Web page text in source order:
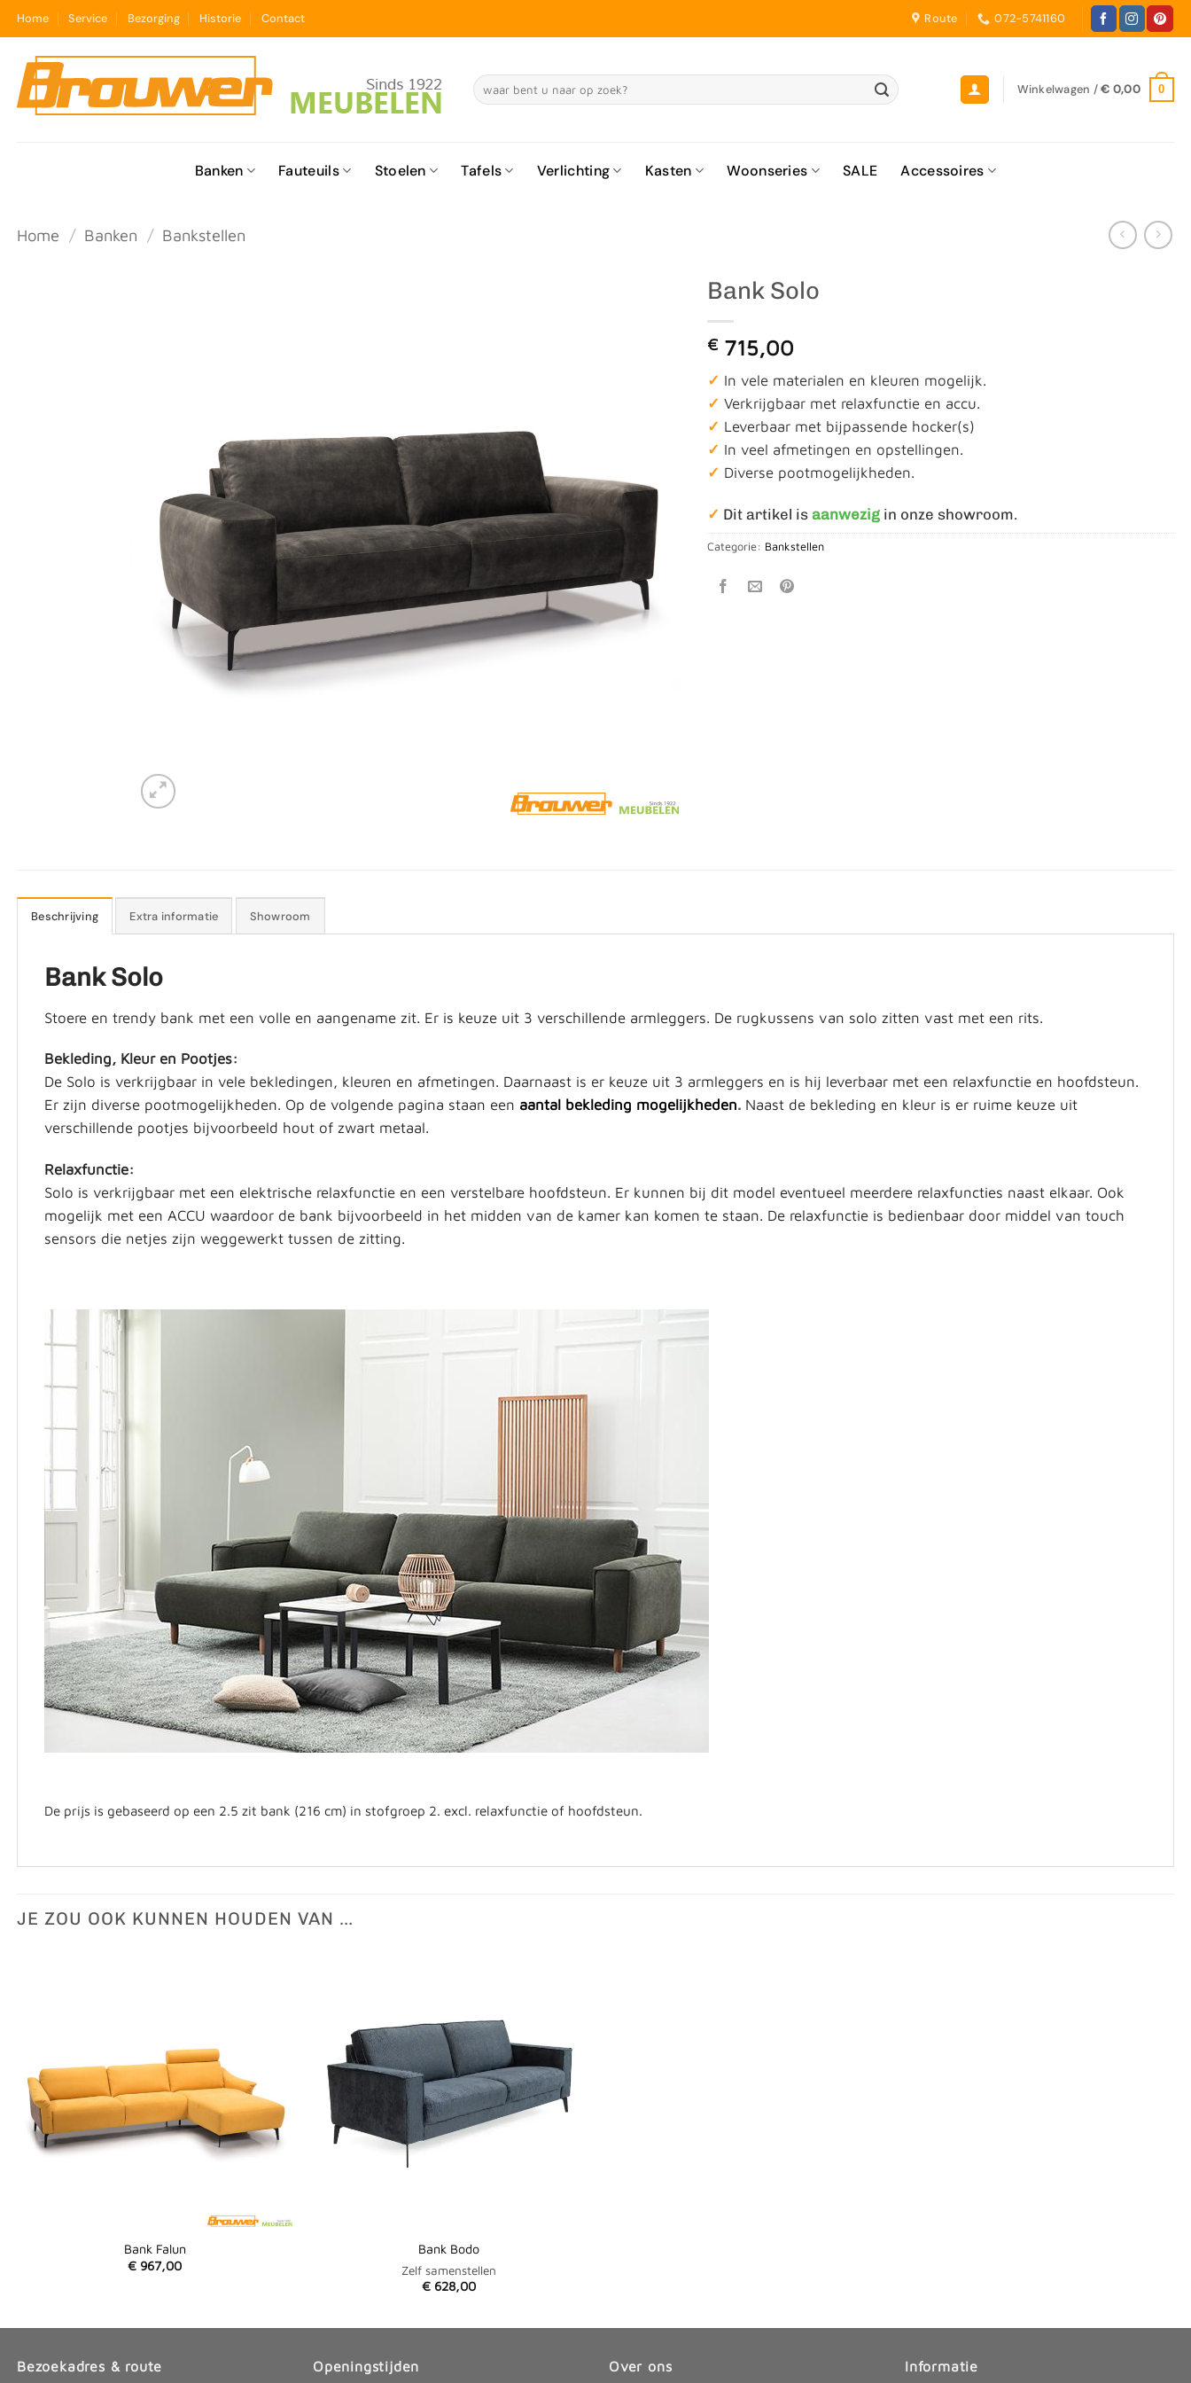
inhoud
Home Service Bezorging Historie Contact Route 072-5741160
Zoeken
naar:
Winkelwagen /€ 0,00 0
Banken Fauteuils Stoelen Tafels Verlichting Kasten Woonseries SALE Accessoires
Home / Banken / Bankstellen
Bank Solo
€ 715,00
✓ In vele materialen en kleuren mogelijk.
✓Verkrijgbaar met relaxfunctie en accu.
✓ Leverbaar met bijpassende hocker(s)
✓ In veel afmetingen en opstellingen.
✓ Diverse pootmogelijkheden.
✓ Dit artikel isaanwezig in onze showroom.
Categorie: Bankstellen
Beschrijving Extra informatie Showroom
Bank Solo
Stoere en trendy bank met een volle en aangename zit. Er is keuze uit 3 verschillende armleggers. De rugkussens van solo zitten vast met een rits.
Bekleding, Kleur en Pootjes:
De Solo is verkrijgbaar in vele bekledingen, kleuren en afmetingen. Daarnaast is er keuze uit 3 armleggers en is hij leverbaar met een relaxfunctie en hoofdsteun.
Er zijn diverse pootmogelijkheden. Op de volgende pagina staan een aantal bekleding mogelijkheden. Naast de bekleding en kleur is er ruime keuze uit
verschillende pootjes bijvoorbeeld hout of zwart metaal.
Relaxfunctie:
Solo is verkrijgbaar met een elektrische relaxfunctie en een verstelbare hoofdsteun. Er kunnen bij dit model eventueel meerdere relaxfuncties naast elkaar. Ook
mogelijk met een ACCU waardoor de bank bijvoorbeeld in het midden van de kamer kan komen te staan. De relaxfunctie is bedienbaar door middel van touch
sensors die netjes zijn weggewerkt tussen de zitting.
De prijs is gebaseerd op een 2.5 zit bank (216 cm) in stofgroep 2. excl. relaxfunctie of hoofdsteun.
JE ZOU OOK KUNNEN HOUDEN VAN …
Bank Falun
€ 967,00
Bank Bodo
Zelf samenstellen
€628,00
Bezoekadres & route Openingstijden Over ons Informatie